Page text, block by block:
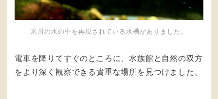
米川の水の中を再現されている水槽がありました。
電車を降りてすぐのところに、水族館と自然の双方
をより深く観察できる貴重な場所を見つけました。